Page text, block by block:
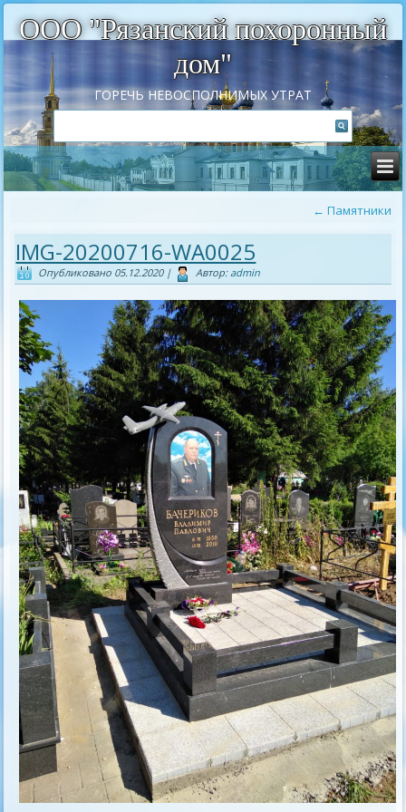
ООО "Рязанский похоронный
дом"
ГОРЕЧЬ НЕВОСПОЛНИМЫХ УТРАТ
← Памятники
IMG-20200716-WA0025
Опубликовано 05.12.2020| Автор: admin